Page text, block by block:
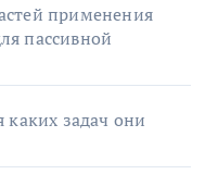
применения
пассивной
каких задач они